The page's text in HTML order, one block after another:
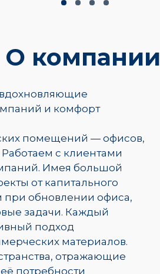
и комфорт
помещений — офисов,
с клиентами
Имея большой
от капитального
обновлении офиса,
задачи. Каждый
подход
материалов.
отражающие
потребности
О компании